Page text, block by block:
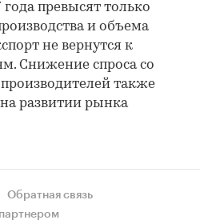
превысят только
и объема
не вернутся к
Снижение спроса со
также
развитии рынка
Обратная связь